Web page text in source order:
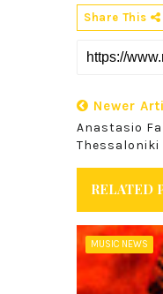
Share This
Newer
Anastasio
Thessaloniki
RELATED
MUSIC NEWS